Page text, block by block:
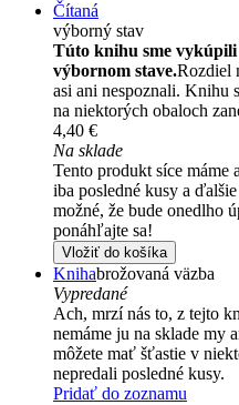
Čítaná
výborný stav
Túto knihu sme vykúpili
výbornom stave.Rozdiel
asi ani nespoznali. Knihu
na niektorých obaloch
4,40 €
Na sklade
Tento produkt síce máme
iba posledné kusy a
možné, že bude onedlho
ponáhľajte sa!
Vložiť do košíka
Knihabrožovaná väzba
Vypredané
Ach, mrzí nás to, z tejto
nemáme ju na sklade my
môžete mať šťastie v
nepredali posledné kusy.
Pridať do zoznamu